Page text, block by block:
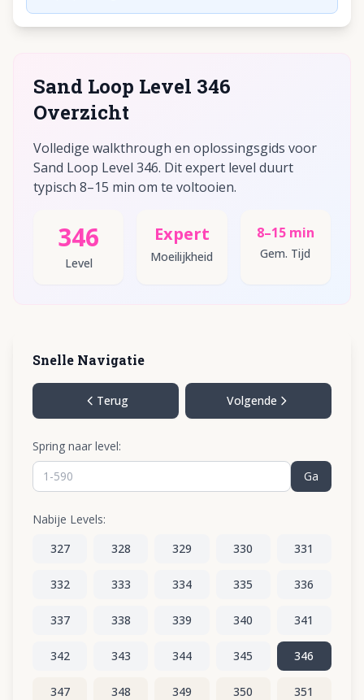
Sand Loop Level 346
Overzicht
Volledige walkthrough en oplossingsgids voor
Sand Loop Level 346. Dit expert level duurt
typisch 8–15 min om te voltooien.
346
Level
Expert
Moeilijkheid
8–15 min
Gem. Tijd
Snelle Navigatie
Terug Volgende
Spring naar level:
Ga
Nabije Levels:
327
328 329 330 331
332 333 334 335 336
337 338 339 340 341
342 343 344 345 346
347 348 349 350 351